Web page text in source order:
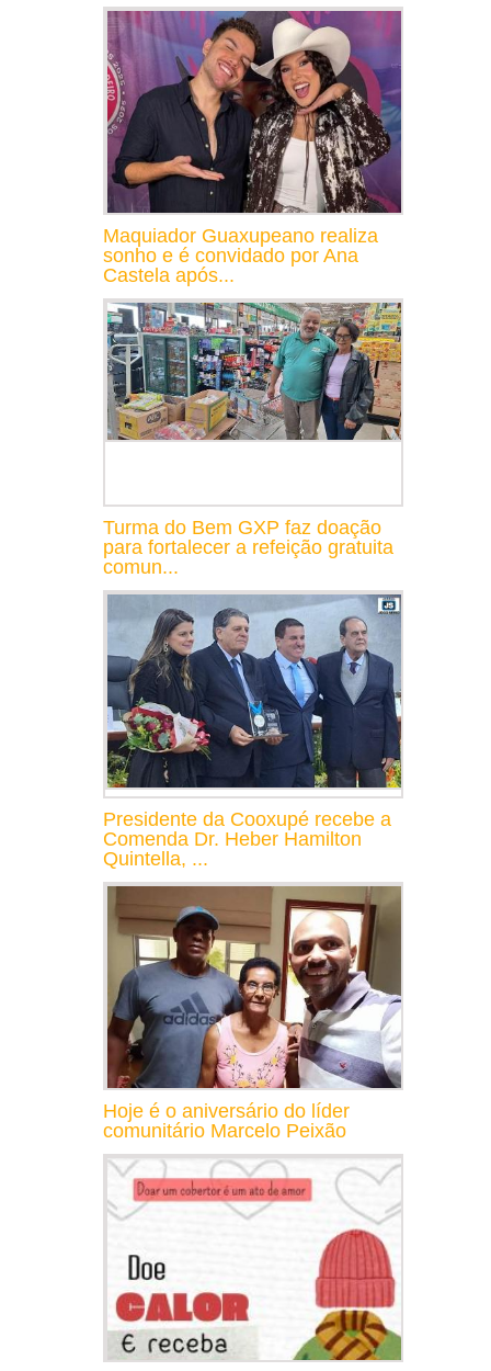
Maquiador Guaxupeano realiza
sonho e é convidado por Ana
Castela após...
Turma do Bem GXP faz doação
para fortalecer a refeição gratuita
comun...
Presidente da Cooxupé recebe a
Comenda Dr. Heber Hamilton
Quintella, ...
Hoje é o aniversário do líder
comunitário Marcelo Peixão